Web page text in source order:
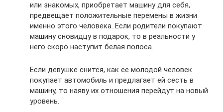
или знакомых, приобретает машину для себя,
предвещает положительные перемены в жизни
именно этого человека. Если родители покупают
машину сновидцу в подарок, то в реальности у
него скоро наступит белая полоса.
Если девушке снится, как ее молодой человек
покупает автомобиль и предлагает ей сесть в
машину, то наяву их отношения перейдут на новый
уровень.